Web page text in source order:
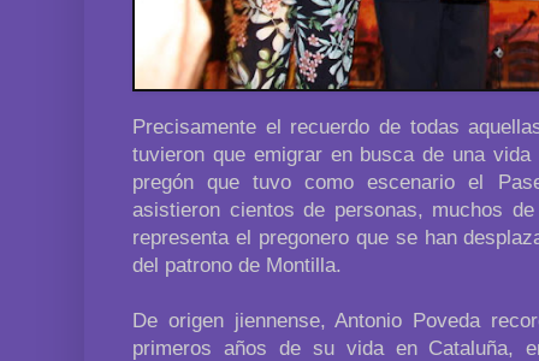
Precisamente el recuerdo de todas
tuvieron que emigrar en busca de una
pregón que tuvo como escenario el
asistieron cientos de personas, muchos
representa el pregonero que se han
del patrono de Montilla.
De origen jiennense, Antonio Poveda
primeros años de su vida en Cataluña,